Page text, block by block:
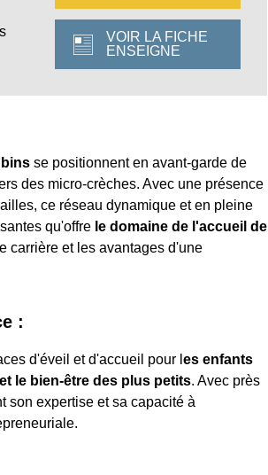
VOIR LA FICHE
ENSEIGNE
se positionnent en avant-garde de
des micro-crèches. Avec une présence
ce réseau dynamique et en pleine
qu'offre le domaine de l'accueil de
carrière et les avantages d'une
:
d'éveil et d'accueil pour l es enfants
le bien-être des plus petits. Avec près
son expertise et sa capacité à